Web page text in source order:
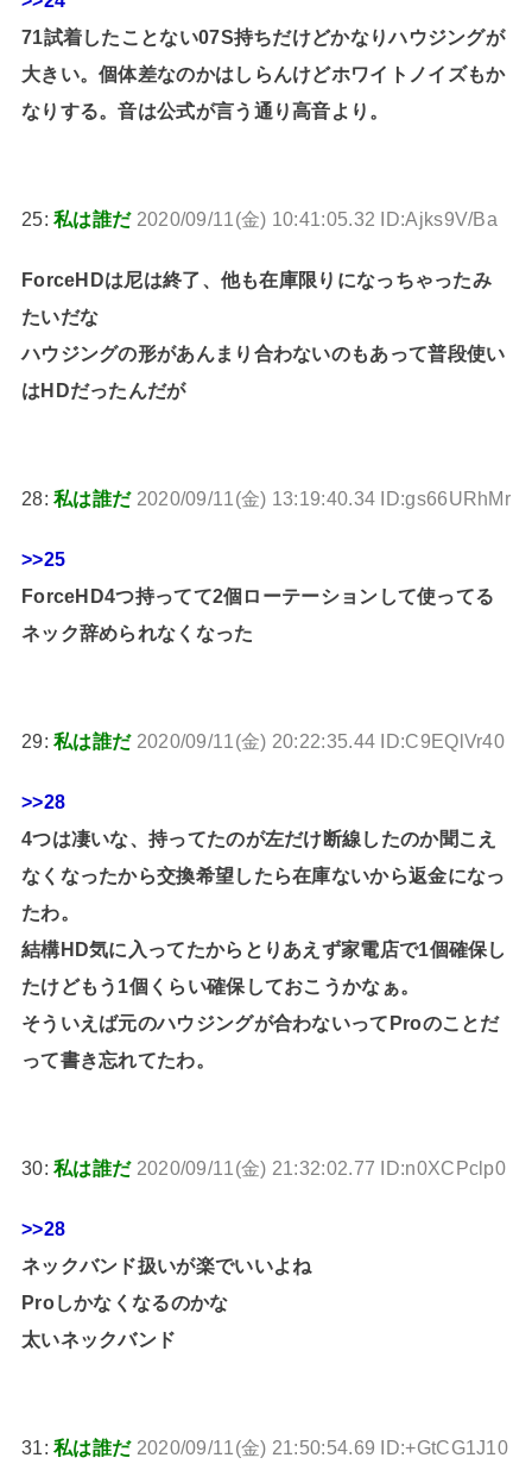
71試着したことない07S持ちだけどかなりハウジングが
大きい。個体差なのかはしらんけどホワイトノイズもか
なりする。音は公式が言う通り高音より。
25:私は誰だ 2020/09/11(金) 10:41:05.32 ID:Ajks9V/Ba
ForceHDは尼は終了、他も在庫限りになっちゃったみ
たいだな
ハウジングの形があんまり合わないのもあって普段使い
はHDだったんだが
28:私は誰だ 2020/09/11(金) 13:19:40.34 ID:gs66URhMr
>>25
ForceHD4つ持ってて2個ローテーションして使ってる
ネック辞められなくなった
29:私は誰だ 2020/09/11(金) 20:22:35.44 ID:C9EQlVr40
>>28
4つは凄いな、持ってたのが左だけ断線したのか聞こえ
なくなったから交換希望したら在庫ないから返金になっ
たわ。
結構HD気に入ってたからとりあえず家電店で1個確保し
たけどもう1個くらい確保しておこうかなぁ。
そういえば元のハウジングが合わないってProのことだ
って書き忘れてたわ。
30:私は誰だ 2020/09/11(金) 21:32:02.77 ID:n0XCPclp0
>>28
ネックバンド扱いが楽でいいよね
Proしかなくなるのかな
太いネックバンド
31:私は誰だ 2020/09/11(金) 21:50:54.69 ID:+GtCG1J10